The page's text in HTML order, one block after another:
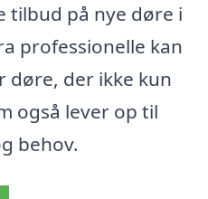
tilbud på nye døre i
professionelle kan
døre, der ikke kun
også lever op til
behov.